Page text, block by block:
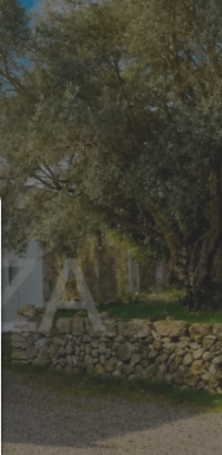
Um
Auswahl
Erläuterung